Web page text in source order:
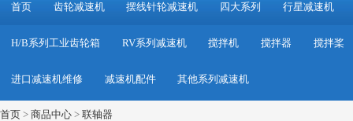
首页 齿轮减速机 摆线针轮减速机 四大系列 行星减速机
H/B系列工业齿轮箱 RV系列减速机 搅拌机 搅拌器 搅拌桨
进口减速机维修 减速机配件 其他系列减速机
首页 > 商品中心 > 联轴器